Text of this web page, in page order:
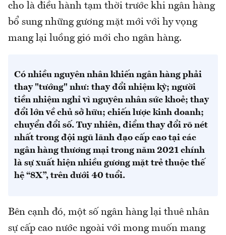
cho là điều hành tạm thời trước khi ngân hàng
bổ sung những gương mặt mới với hy vọng
mang lại luồng gió mới cho ngân hàng.
Có nhiều nguyên nhân khiến ngân hàng phải
thay "tướng" như: thay đổi nhiệm kỳ; người
tiền nhiệm nghỉ vì nguyên nhân sức khoẻ; thay
đổi lớn về chủ sở hữu; chiến lược kinh doanh;
chuyển đổi số. Tuy nhiên, điểm thay đổi rõ nét
nhất trong đội ngũ lãnh đạo cấp cao tại các
ngân hàng thương mại trong năm 2021 chính
là sự xuất hiện nhiều gương mặt trẻ thuộc thế
hệ “8X”, trên dưới 40 tuổi.
Bên cạnh đó, một số ngân hàng lại thuê nhân
sự cấp cao nước ngoài với mong muốn mang